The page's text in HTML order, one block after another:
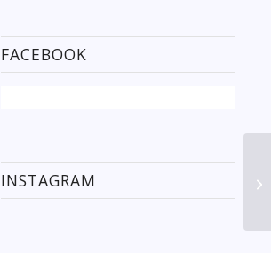
FACEBOOK
INSTAGRAM